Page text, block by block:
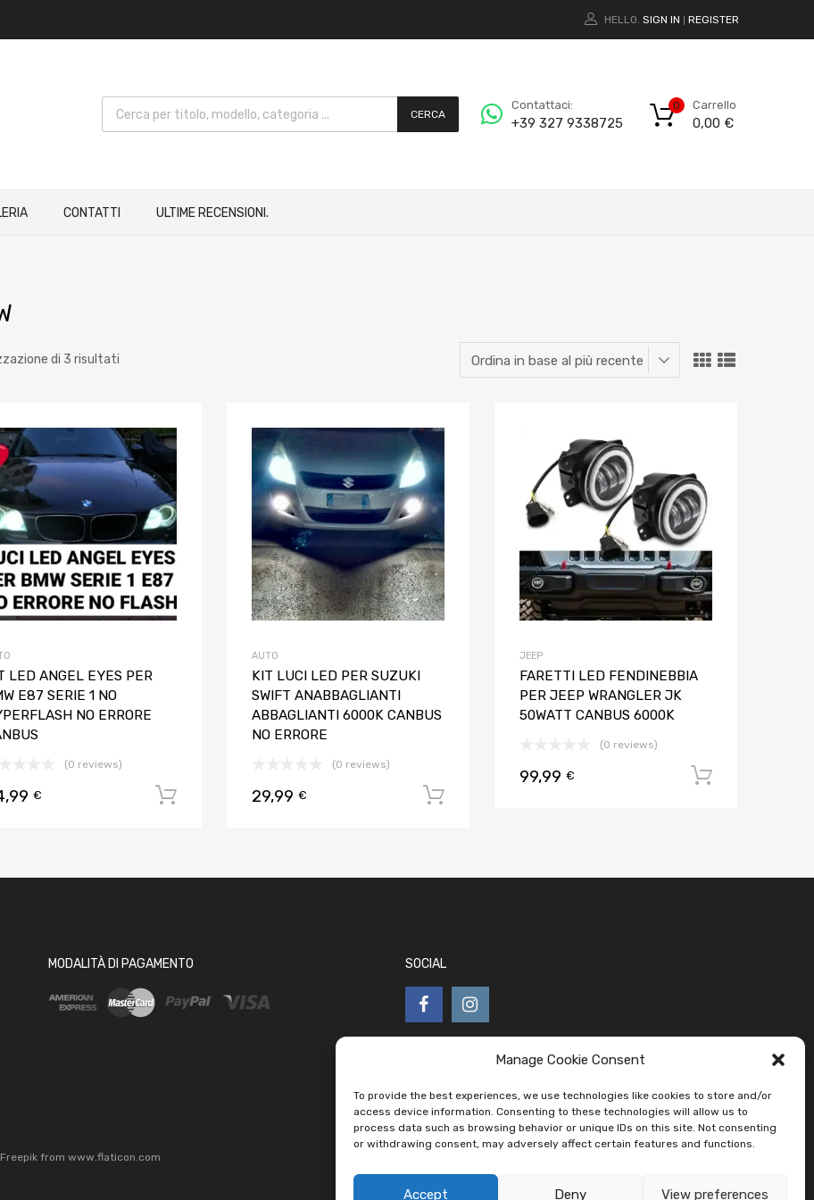
Manage Cookie Consent
To provide the best experiences, we use technologies like cookies to store and/or
access device information. Consenting to these technologies will allow us to
process data such as browsing behavior or unique IDs on this site. Not consenting
or withdrawing consent, may adversely affect certain features and functions.
Accept Deny View preferences
HELLO. SIGN IN REGISTER
CERCA
Contattaci:
+39 327 9338725
Carrello
0,00 €
0
CONTATTI ULTIME RECENSIONI.
di 3 risultati
Aggiungi ai preferiti
Aggiungi al confronto
LED ANGEL EYES PER
E87 SERIE 1 NO
NO ERRORE
(0 reviews)
€ Aggiungi al carrello
Aggiungi al confronto
AUTO
KIT LUCI LED PER SUZUKI
SWIFT ANABBAGLIANTI
ABBAGLIANTI 6000K CANBUS
NO ERRORE
(0 reviews)
29,99 €
JEEP
FARETTI LED FENDINEBBIA
PER JEEP WRANGLER JK
50WATT CANBUS 6000K
(0 reviews)
99,99 €
MODALITÀ DI PAGAMENTO SOCIAL
Freepik from www.flaticon.com